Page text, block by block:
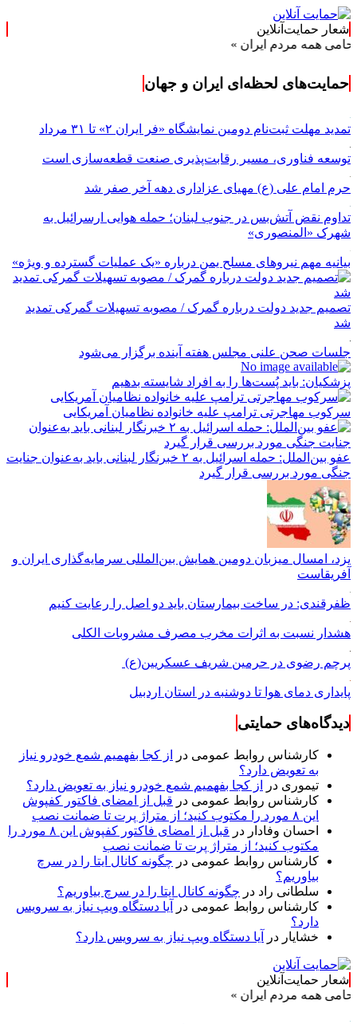
شعار حمایت‌آنلاین
مردم ایران »
حمایت‌های لحظه‌ای ایران و جهان
تمدید مهلت ثبت‌نام دومین نمایشگاه «فر ایران ۲» تا ۳۱ مرداد
توسعه فناوری، مسیر رقابت‌پذیری صنعت قطعه‌سازی است
حرم امام علی (ع) مهیای عزاداری دهه آخر صفر شد
تداوم نقض آتش‌بس در جنوب لبنان؛ حمله هوایی ارسرائیل به
شهرک «المنصوری»
بیانیه مهم نیروهای مسلح یمن درباره «یک عملیات گسترده و ویژه»
تصمیم جدید دولت درباره گمرک / مصوبه تسهیلات گمرکی تمدید
شد
جلسات صحن علنی مجلس هفته آینده برگزار می‌شود
پزشکیان: باید پُست‌ها را به افراد شایسته بدهیم
سرکوب مهاجرتی ترامپ علیه خانواده نظامیان آمریکایی
عفو بین‌الملل: حمله اسرائیل به ۲ خبرنگار لبنانی باید به‌عنوان جنایت
جنگی مورد بررسی قرار گیرد
یزد، امسال میزبان دومین همایش بین‌المللی سرمایه‌گذاری ایران و
آفریقاست
ظفرقندی: در ساخت بیمارستان باید دو اصل را رعایت کنیم
هشدار نسبت به اثرات مخرب مصرف مشروبات الکلی
پرچم رضوی در حرمین شریف عسکریین(ع)
پایداری دمای هوا تا دوشنبه در استان اردبیل
دیدگاه‌های حمایتی
کارشناس روابط عمومی در
از کجا بفهمیم شمع خودرو نیاز
به تعویض دارد؟
تیموری در
از کجا بفهمیم شمع خودرو نیاز به تعویض دارد؟
کارشناس روابط عمومی در قبل از امضای فاکتور کفپوش
این ۸ مورد را مکتوب کنید؛ از متراژ پرت تا ضمانت نصب
احسان وفادار در
قبل از امضای فاکتور کفپوش این ۸ مورد را
مکتوب کنید؛ از متراژ پرت تا ضمانت نصب
کارشناس روابط عمومی در چگونه کانال ایتا را در سرچ
بیاوریم؟
سلطانی راد در چگونه کانال ایتا را در سرچ بیاوریم؟
کارشناس روابط عمومی در
آیا دستگاه ویپ نیاز به سرویس
دارد؟
خشایار در آیا دستگاه ویپ نیاز به سرویس دارد؟
شعار حمایت‌آنلاین
مردم ایران »